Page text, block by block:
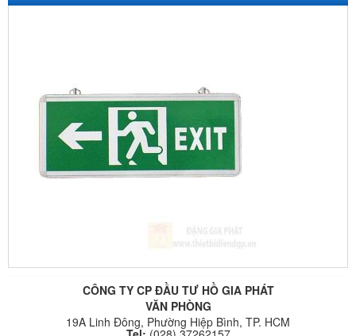
CÔNG TY CP ĐẦU TƯ HỒ GIA PHÁT
VĂN PHÒNG
19A Linh Đông, Phường Hiệp Bình, TP. HCM